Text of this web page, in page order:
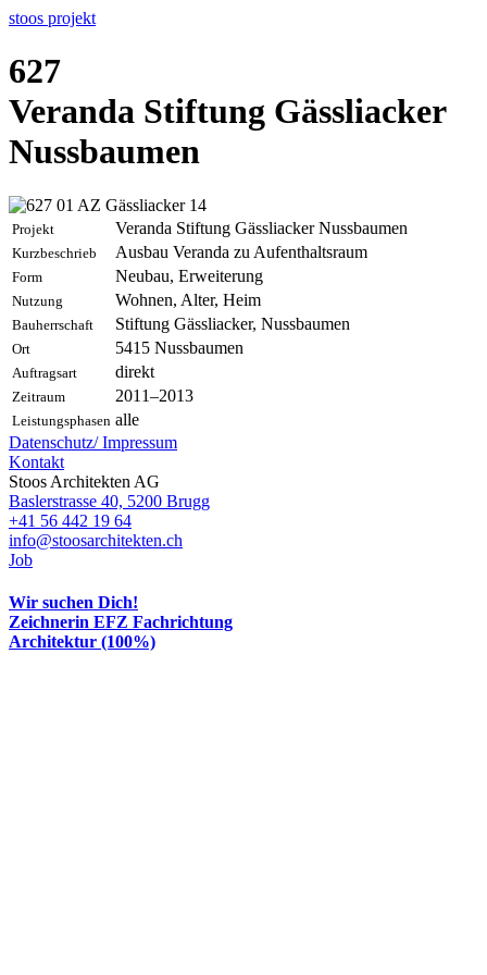
stoos projekt
627
Veranda Stiftung Gässliacker
Nussbaumen
Projekt Veranda Stiftung Gässliacker Nussbaumen
Kurzbeschrieb Ausbau Veranda zu Aufenthaltsraum
Form Neubau, Erweiterung
Nutzung Wohnen, Alter, Heim
Bauherrschaft Stiftung Gässliacker, Nussbaumen
Ort 5415 Nussbaumen
Auftragsart direkt
Zeitraum 2011–2013
Leistungsphasen alle
Datenschutz/ Impressum
Kontakt
Stoos Architekten AG
Baslerstrasse 40, 5200 Brugg
+41 56 442 19 64
info@stoosarchitekten.ch
Job
Wir suchen Dich!
Zeichnerin EFZ Fachrichtung
Architektur (100%)